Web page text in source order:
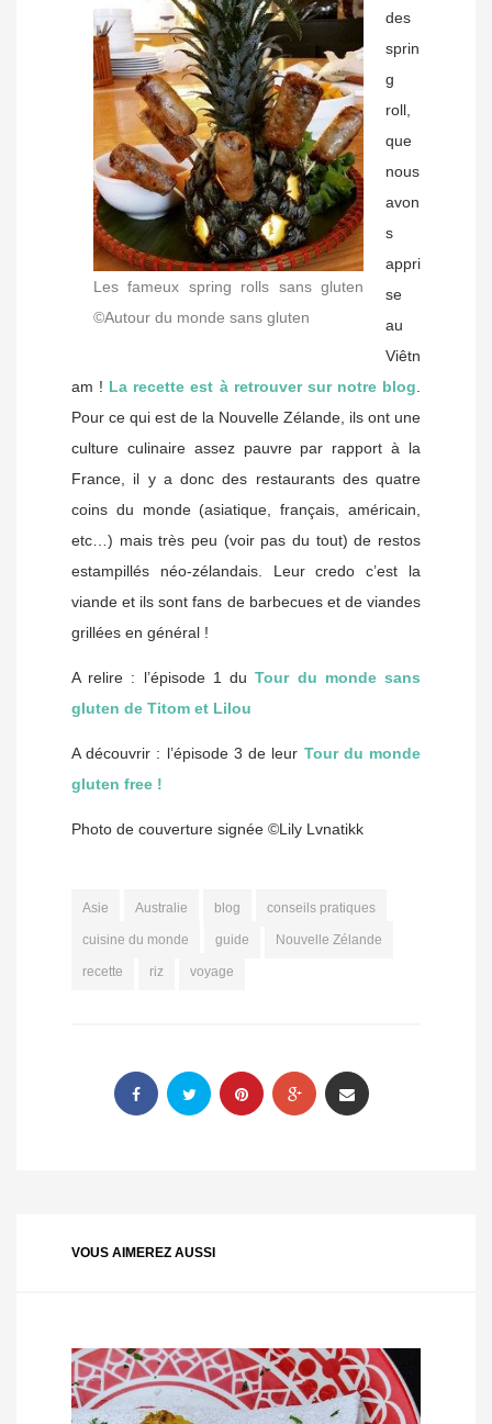
Les fameux spring rolls sans gluten
©Autour du monde sans gluten
des
sprin
g
roll,
que
nous
avon
s
appri
se
au
Viêtn
am ! La recette est à retrouver sur notre blog.
Pour ce qui est de la Nouvelle Zélande, ils ont une
culture culinaire assez pauvre par rapport à la
France, il y a donc des restaurants des quatre
coins du monde (asiatique, français, américain,
etc…) mais très peu (voir pas du tout) de restos
estampillés néo-zélandais. Leur credo c’est la
viande et ils sont fans de barbecues et de viandes
grillées en général !
A relire : l’épisode 1 duTour du monde sans
gluten de Titom et Lilou
A découvrir : l’épisode 3 de leur Tour du monde
gluten free !
Photo de couverture signée ©Lily Lvnatikk
Asie Australie blog conseils pratiques
cuisine du monde guide Nouvelle Zélande
recette riz voyage
VOUS AIMEREZ AUSSI